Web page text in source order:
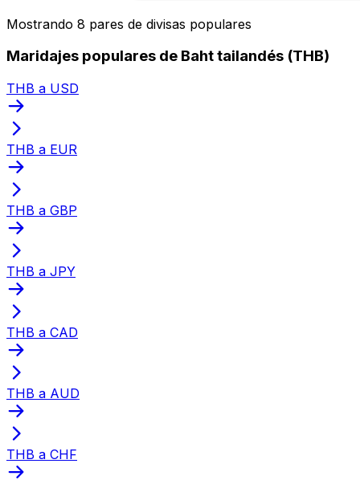
Mostrando 8 pares de divisas populares
Maridajes populares de Baht tailandés (THB)
THB a USD
THB a EUR
THB a GBP
THB a JPY
THB a CAD
THB a AUD
THB a CHF